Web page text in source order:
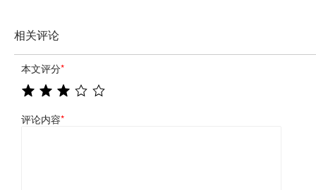
相关评论
本文评分*
评论内容*